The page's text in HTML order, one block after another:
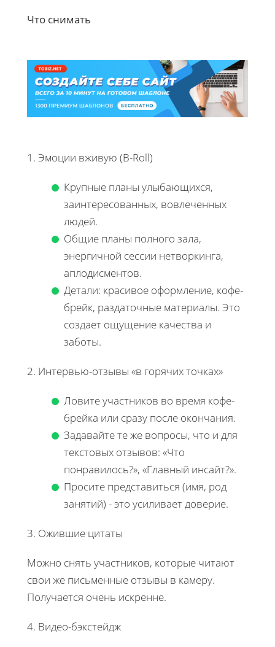
Что снимать
1. Эмоции вживую (B-Roll)
Крупные планы улыбающихся,
заинтересованных, вовлеченных
людей.
Общие планы полного зала,
энергичной сессии нетворкинга,
аплодисментов.
Детали: красивое оформление, кофе-
брейк, раздаточные материалы. Это
создает ощущение качества и
заботы.
2. Интервью-отзывы «в горячих точках»
Ловите участников во время кофе-
брейка или сразу после окончания.
Задавайте те же вопросы, что и для
текстовых отзывов: «Что
понравилось?», «Главный инсайт?».
Просите представиться (имя, род
занятий) - это усиливает доверие.
3. Ожившие цитаты
Можно снять участников, которые читают
свои же письменные отзывы в камеру.
Получается очень искренне.
4. Видео-бэкстейдж